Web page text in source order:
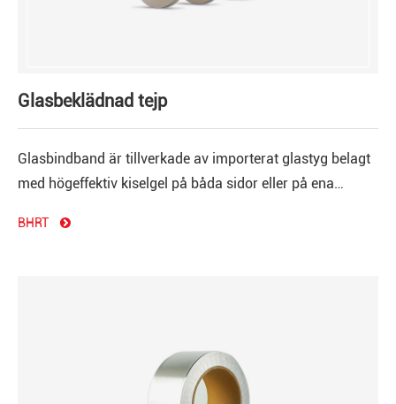
Glasbeklädnad tejp
Glasbindband är tillverkade av importerat glastyg belagt
med högeffektiv kiselgel på båda sidor eller på ena
god temperatur.
BHRT